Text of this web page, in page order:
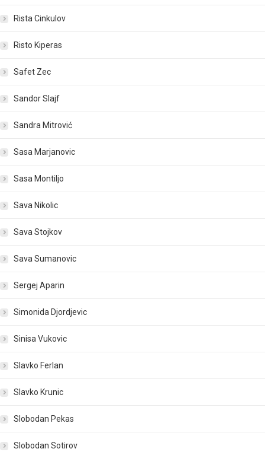
Rista Cinkulov
Risto Kiperas
Safet Zec
Sandor Slajf
Sandra Mitrović
Sasa Marjanovic
Sasa Montiljo
Sava Nikolic
Sava Stojkov
Sava Sumanovic
Sergej Aparin
Simonida Djordjevic
Sinisa Vukovic
Slavko Ferlan
Slavko Krunic
Slobodan Pekas
Slobodan Sotirov